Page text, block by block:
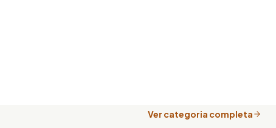
Ver categoria completa